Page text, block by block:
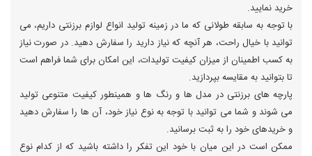
خرید نمایید.
با توجه به سابقه طولانی که ما در زمینه تولید انواع لوازم برزنتی داریم، می
توانید با خیال راحت، هر آنچه که نیاز دارید را سفارش دهید. در صورت نیاز
به کسب اطمینان از میزان کیفیت تولیدات، این امکان برای شما فراهم است
تا بتوانید به مقایسه بپردازید.
پارچه های برزنتی در مدل ها و رنگ ها و همینطور کیفیت متنوعی تولید
می شوند و شما می توانید با توجه به نوع نیاز خود، آن ها را سفارش دهید
و خریدهای خود را به ثبت برسانید.
ممکن است در این میان با خود این تفکر را داشته باشید که از کدام نوع